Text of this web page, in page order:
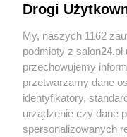
Sport
Społeczeństwo
Kultura
Drogi
My, naszych 1162
podmioty z
przechowujemy
przetwarzamy dane
identyfikatory,
urządzenie czy dane
spersonalizowanych